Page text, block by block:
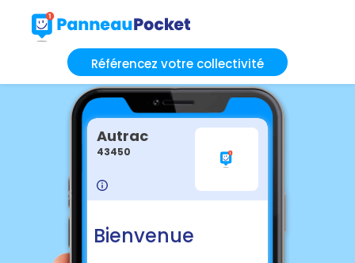
Référencez votre collectivité
Autrac
43450
Bienvenue